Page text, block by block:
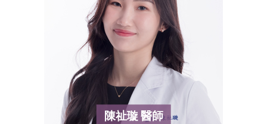
陳祉璇 醫師